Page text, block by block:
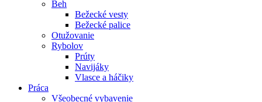
Beh
Bežecké vesty
Bežecké palice
Otužovanie
Rybolov
Prúty
Navijáky
Vlasce a háčiky
Práca
Všeobecné vybavenie